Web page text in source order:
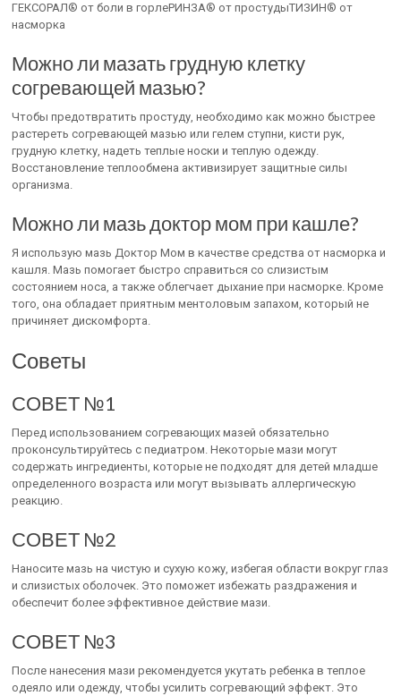
ГЕКСОРАЛ® от боли в горлеРИНЗА® от простудыТИЗИН® от
насморка
Можно ли мазать грудную клетку
согревающей мазью?
Чтобы предотвратить простуду, необходимо как можно быстрее
растереть согревающей мазью или гелем ступни, кисти рук,
грудную клетку, надеть теплые носки и теплую одежду.
Восстановление теплообмена активизирует защитные силы
организма.
Можно ли мазь доктор мом при кашле?
Я использую мазь Доктор Мом в качестве средства от насморка и
кашля. Мазь помогает быстро справиться со слизистым
состоянием носа, а также облегчает дыхание при насморке. Кроме
того, она обладает приятным ментоловым запахом, который не
причиняет дискомфорта.
Советы
СОВЕТ №1
Перед использованием согревающих мазей обязательно
проконсультируйтесь с педиатром. Некоторые мази могут
содержать ингредиенты, которые не подходят для детей младше
определенного возраста или могут вызывать аллергическую
реакцию.
СОВЕТ №2
Наносите мазь на чистую и сухую кожу, избегая области вокруг глаз
и слизистых оболочек. Это поможет избежать раздражения и
обеспечит более эффективное действие мази.
СОВЕТ №3
После нанесения мази рекомендуется укутать ребенка в теплое
одеяло или одежду, чтобы усилить согревающий эффект. Это